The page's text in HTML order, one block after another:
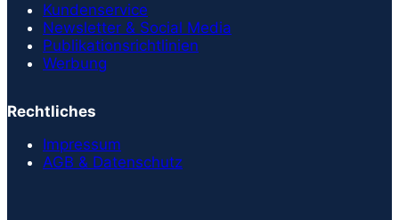
Kundenservice
Newsletter & Social Media
Publikationsrichtlinien
Werbung
Rechtliches
Impressum
AGB & Datenschutz